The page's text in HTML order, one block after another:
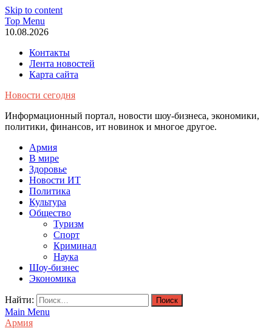
Skip to content
Top Menu
10.08.2026
Контакты
Лента новостей
Карта сайта
Новости сегодня
Информационный портал, новости шоу-бизнеса, экономики,
политики, финансов, ит новинок и многое другое.
Армия
В мире
Здоровье
Новости ИТ
Политика
Культура
Общество
Туризм
Спорт
Криминал
Наука
Шоу-бизнес
Экономика
Найти:
Main Menu
Армия